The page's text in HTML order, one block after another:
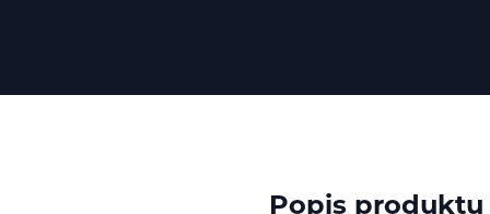
Popis produktu